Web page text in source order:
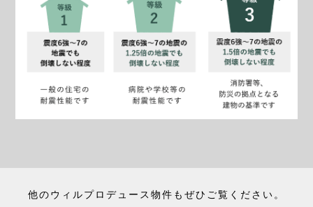
他のウィルプロデュース物件もぜひご覧ください。